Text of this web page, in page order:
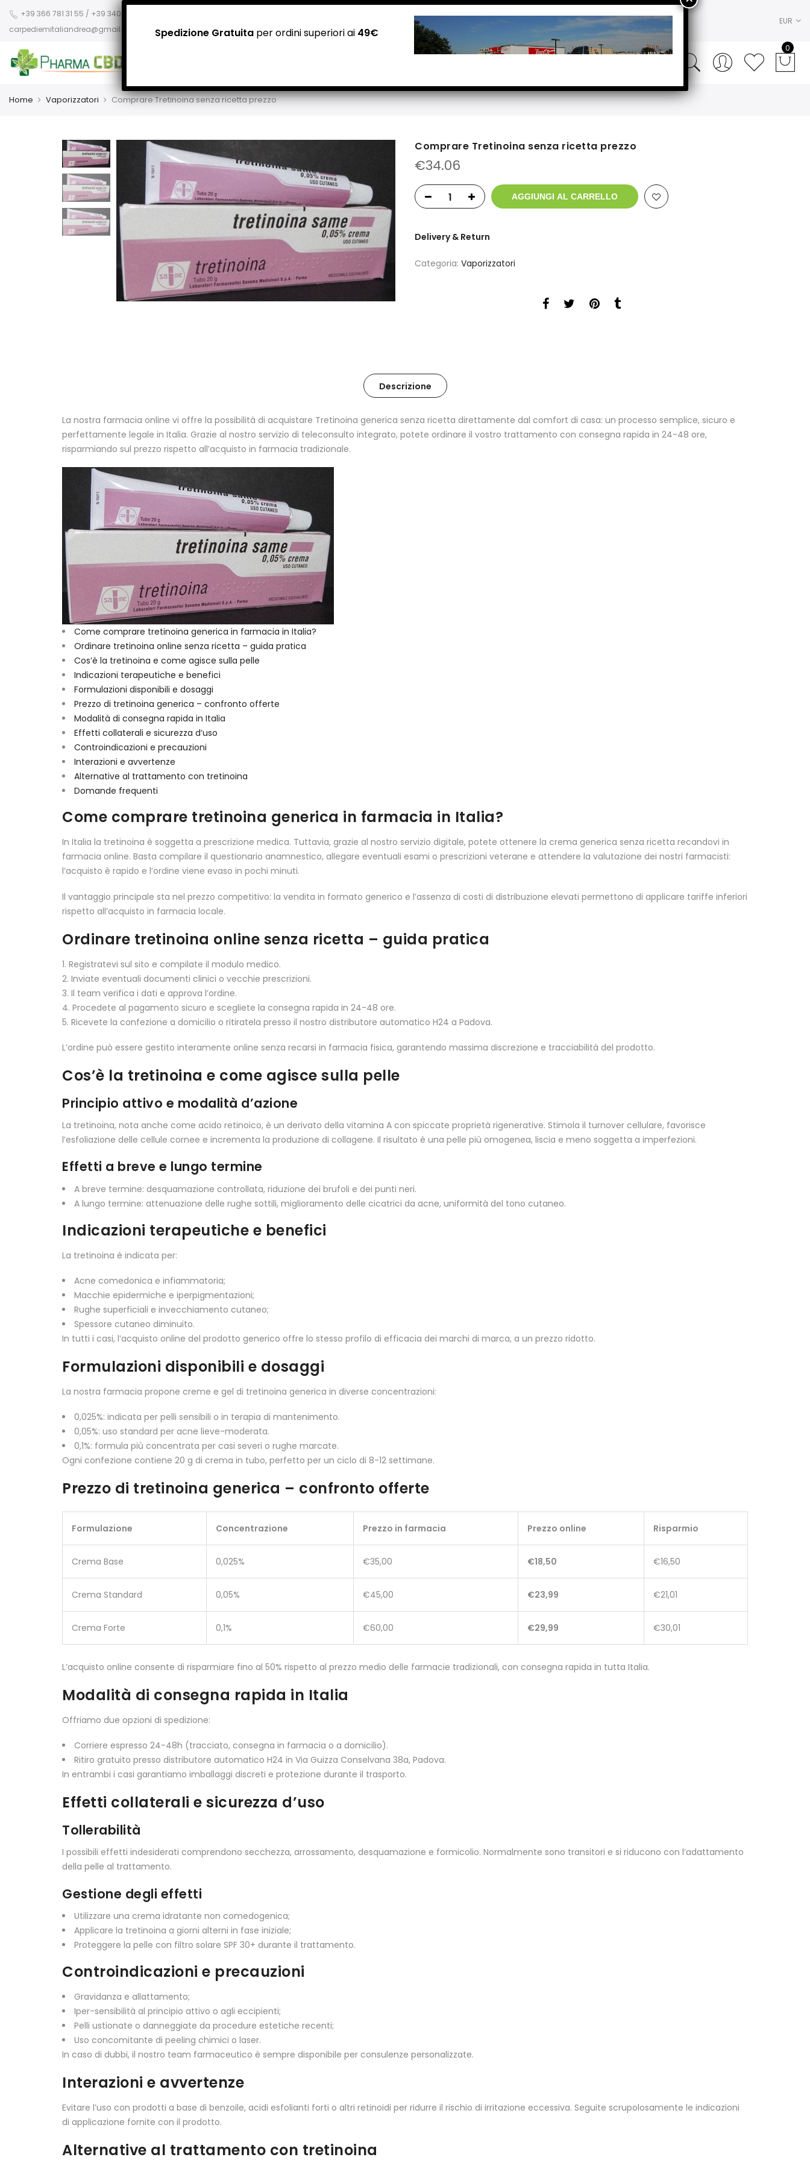
+39 366 781 31 55 / +39 340 942 8400
carpediemitaliandrea@gmail.com
NEGOZI PADOVA: Via Guizza Conselvana, 38a
Attivo distributore automatico cannabis H24
EUR
0
Home Vaporizzatori Comprare Tretinoina senza ricetta prezzo
Comprare Tretinoina senza ricetta prezzo
€34.06
AGGIUNGI AL CARRELLO
Delivery & Return
Categoria: Vaporizzatori
Descrizione
La nostra farmacia online vi offre la possibilità di acquistare Tretinoina generica senza ricetta direttamente dal comfort di casa: un processo semplice, sicuro e
perfettamente legale in Italia. Grazie al nostro servizio di teleconsulto integrato, potete ordinare il vostro trattamento con consegna rapida in 24-48 ore,
risparmiando sul prezzo rispetto all’acquisto in farmacia tradizionale.
Come comprare tretinoina generica in farmacia in Italia?
Ordinare tretinoina online senza ricetta – guida pratica
Cos’è la tretinoina e come agisce sulla pelle
Indicazioni terapeutiche e benefici
Formulazioni disponibili e dosaggi
Prezzo di tretinoina generica – confronto offerte
Modalità di consegna rapida in Italia
Effetti collaterali e sicurezza d’uso
Controindicazioni e precauzioni
Interazioni e avvertenze
Alternative al trattamento con tretinoina
Domande frequenti
Come comprare tretinoina generica in farmacia in Italia?
In Italia la tretinoina è soggetta a prescrizione medica. Tuttavia, grazie al nostro servizio digitale, potete ottenere la crema generica senza ricetta recandovi in
farmacia online. Basta compilare il questionario anamnestico, allegare eventuali esami o prescrizioni veterane e attendere la valutazione dei nostri farmacisti:
l’acquisto è rapido e l’ordine viene evaso in pochi minuti.
Il vantaggio principale sta nel prezzo competitivo: la vendita in formato generico e l’assenza di costi di distribuzione elevati permettono di applicare tariffe inferiori
rispetto all’acquisto in farmacia locale.
Ordinare tretinoina online senza ricetta – guida pratica
1. Registratevi sul sito e compilate il modulo medico.
2. Inviate eventuali documenti clinici o vecchie prescrizioni.
3. Il team verifica i dati e approva l’ordine.
4. Procedete al pagamento sicuro e scegliete la consegna rapida in 24-48 ore.
5. Ricevete la confezione a domicilio o ritiratela presso il nostro distributore automatico H24 a Padova.
L’ordine può essere gestito interamente online senza recarsi in farmacia fisica, garantendo massima discrezione e tracciabilità del prodotto.
Cos’è la tretinoina e come agisce sulla pelle
Principio attivo e modalità d’azione
La tretinoina, nota anche come acido retinoico, è un derivato della vitamina A con spiccate proprietà rigenerative. Stimola il turnover cellulare, favorisce
l’esfoliazione delle cellule cornee e incrementa la produzione di collagene. Il risultato è una pelle più omogenea, liscia e meno soggetta a imperfezioni.
Effetti a breve e lungo termine
A breve termine: desquamazione controllata, riduzione dei brufoli e dei punti neri.
A lungo termine: attenuazione delle rughe sottili, miglioramento delle cicatrici da acne, uniformità del tono cutaneo.
Indicazioni terapeutiche e benefici
La tretinoina è indicata per:
Acne comedonica e infiammatoria;
Macchie epidermiche e iperpigmentazioni;
Rughe superficiali e invecchiamento cutaneo;
Spessore cutaneo diminuito.
In tutti i casi, l’acquisto online del prodotto generico offre lo stesso profilo di efficacia dei marchi di marca, a un prezzo ridotto.
Formulazioni disponibili e dosaggi
La nostra farmacia propone creme e gel di tretinoina generica in diverse concentrazioni:
0,025%: indicata per pelli sensibili o in terapia di mantenimento.
0,05%: uso standard per acne lieve-moderata.
0,1%: formula più concentrata per casi severi o rughe marcate.
Ogni confezione contiene 20 g di crema in tubo, perfetto per un ciclo di 8-12 settimane.
Prezzo di tretinoina generica – confronto offerte
Formulazione Concentrazione Prezzo in farmacia Prezzo online Risparmio
Crema Base 0,025% €35,00 €18,50 €16,50
Crema Standard 0,05% €45,00 €23,99 €21,01
Crema Forte 0,1% €60,00 €29,99 €30,01
L’acquisto online consente di risparmiare fino al 50% rispetto al prezzo medio delle farmacie tradizionali, con consegna rapida in tutta Italia.
Modalità di consegna rapida in Italia
Offriamo due opzioni di spedizione:
Corriere espresso 24-48h (tracciato, consegna in farmacia o a domicilio).
Ritiro gratuito presso distributore automatico H24 in Via Guizza Conselvana 38a, Padova.
In entrambi i casi garantiamo imballaggi discreti e protezione durante il trasporto.
Effetti collaterali e sicurezza d’uso
Tollerabilità
I possibili effetti indesiderati comprendono secchezza, arrossamento, desquamazione e formicolio. Normalmente sono transitori e si riducono con l’adattamento
della pelle al trattamento.
Gestione degli effetti
Utilizzare una crema idratante non comedogenica;
Applicare la tretinoina a giorni alterni in fase iniziale;
Proteggere la pelle con filtro solare SPF 30+ durante il trattamento.
Controindicazioni e precauzioni
Gravidanza e allattamento;
Iper-sensibilità al principio attivo o agli eccipienti;
Pelli ustionate o danneggiate da procedure estetiche recenti;
Uso concomitante di peeling chimici o laser.
In caso di dubbi, il nostro team farmaceutico è sempre disponibile per consulenze personalizzate.
Interazioni e avvertenze
Evitare l’uso con prodotti a base di benzoile, acidi esfolianti forti o altri retinoidi per ridurre il rischio di irritazione eccessiva. Seguite scrupolosamente le indicazioni
di applicazione fornite con il prodotto.
Alternative al trattamento con tretinoina
Spedizione Gratuitaper ordini superiori ai 49€